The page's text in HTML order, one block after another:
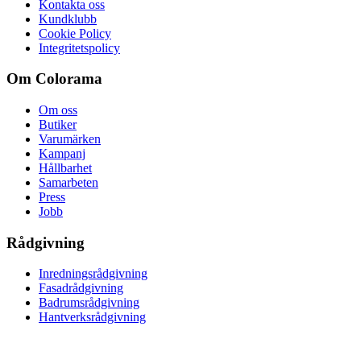
Kontakta oss
Kundklubb
Cookie Policy
Integritetspolicy
Om Colorama
Om oss
Butiker
Varumärken
Kampanj
Hållbarhet
Samarbeten
Press
Jobb
Rådgivning
Inredningsrådgivning
Fasadrådgivning
Badrumsrådgivning
Hantverksrådgivning